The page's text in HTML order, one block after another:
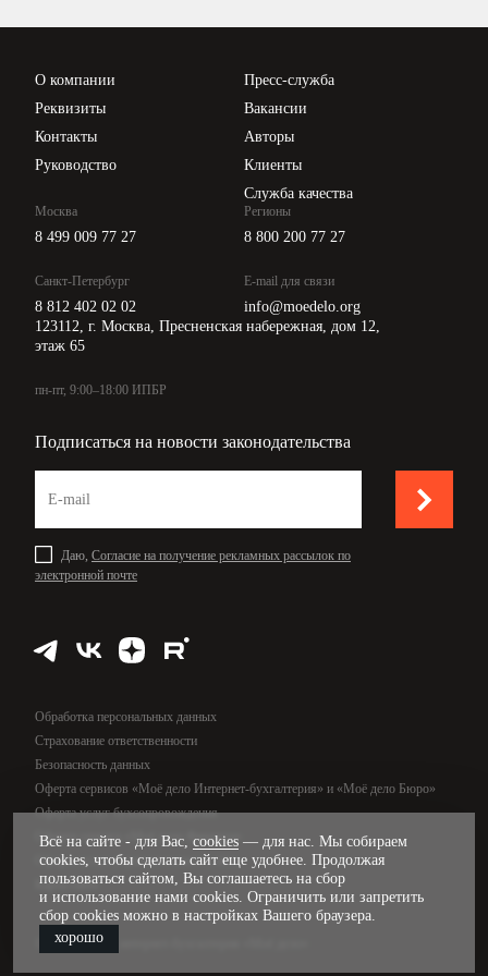
О компании
Реквизиты
Контакты
Руководство
Пресс-служба
Вакансии
Авторы
Клиенты
Служба качества
Москва
8 499 009 77 27
Санкт-Петербург
8 812 402 02 02
Регионы
8 800 200 77 27
E-mail для связи
info@moedelo.org
123112, г. Москва, Пресненская набережная, дом 12,
этаж 65
пн-пт, 9:00–18:00 ИПБР
Подписаться на новости законодательства
Даю, Согласие на получение рекламных рассылок по
электронной почте
Обработка персональных данных
Страхование ответственности
Безопасность данных
Оферта сервисов «Моё дело Интернет-бухгалтерия» и «Моё дело Бюро»
Оферта услуг бухсопровождения
Оферта сервиса «Моё дело Финансы»
Оферта услуг управленческого учёта
Карта сайта
© 2009—2026, интернет-бухгалтерия «Моё дело»
Всё на сайте - для Вас, cookies — для нас. Мы собираем
cookies, чтобы сделать сайт еще удобнее. Продолжая
пользоваться сайтом, Вы соглашаетесь на сбор
и использование нами cookies. Ограничить или запретить
сбор cookies можно в настройках Вашего браузера.
хорошо